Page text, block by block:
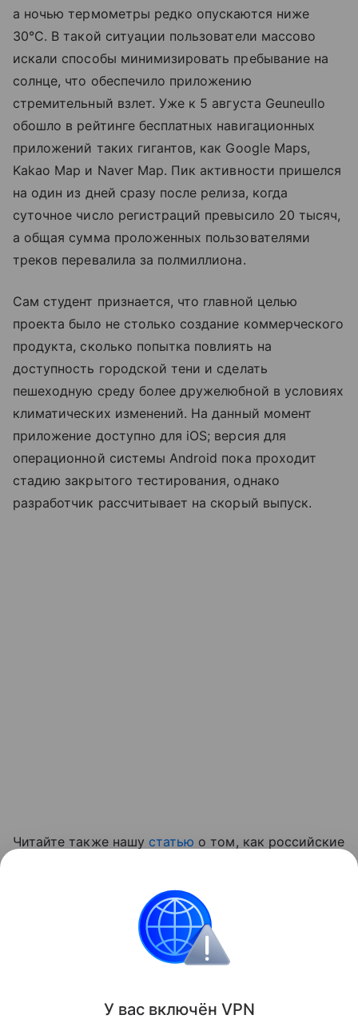
а ночью термометры редко опускаются ниже
30°C. В такой ситуации пользователи массово
искали способы минимизировать пребывание на
солнце, что обеспечило приложению
стремительный взлет. Уже к 5 августа Geuneullo
обошло в рейтинге бесплатных навигационных
приложений таких гигантов, как Google Maps,
Kakao Map и Naver Map. Пик активности пришелся
на один из дней сразу после релиза, когда
суточное число регистраций превысило 20 тысяч,
а общая сумма проложенных пользователями
треков перевалила за полмиллиона.
Сам студент признается, что главной целью
проекта было не столько создание коммерческого
продукта, сколько попытка повлиять на
доступность городской тени и сделать
пешеходную среду более дружелюбной в условиях
климатических изменений. На данный момент
приложение доступно для iOS; версия для
операционной системы Android пока проходит
стадию закрытого тестирования, однако
разработчик рассчитывает на скорый выпуск.
Читайте также нашу статью о том, как российские
Поделиться
У вас включён VPN